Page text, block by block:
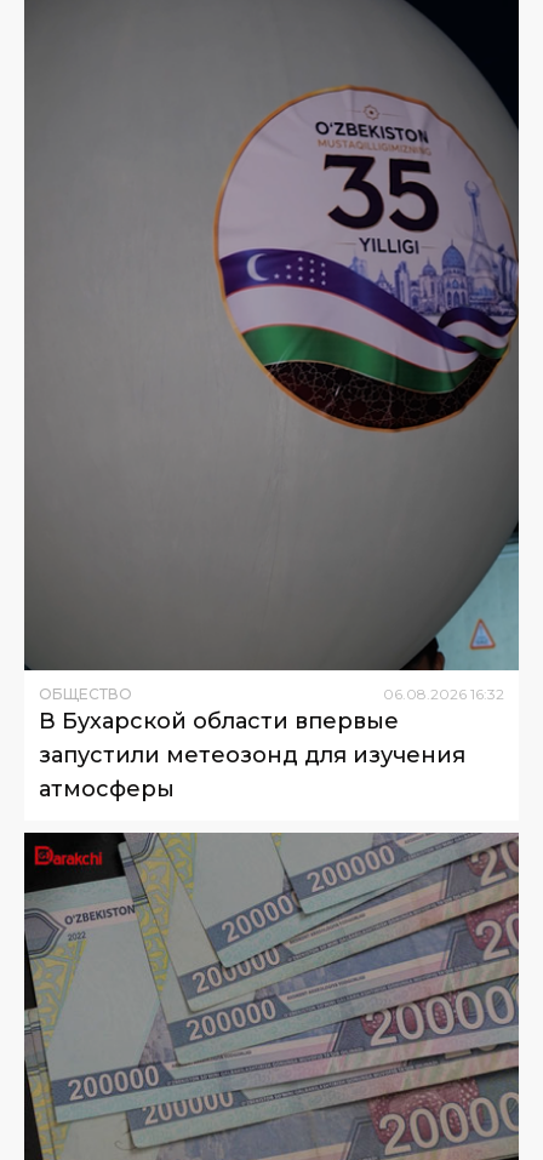
ОБЩЕСТВО 06.08.2026 16:32
В Бухарской области впервые
запустили метеозонд для изучения
атмосферы